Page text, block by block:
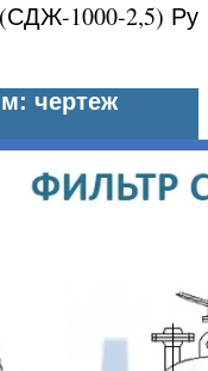
1000-2,5) Ру
чертеж